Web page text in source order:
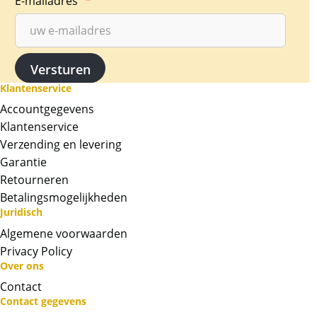
heraldische symbolen van het Verenigd
Koninkrijk. Om de overgang van de ene
generatie van de monarchie naar de volgende
te versterken, verschijnt de code van koning
Charles III met daarop de Tudor-kroon op elke
feest markeert.
Levering
word geleverd in een gripzakje.
BTW
Op onze website is de verkoopprijs inclusief
de 21% btw opgenomen. Op de factuur komt
de btw separaat te staan.
Klantenservice
Accountgegevens
Klantenservice
Verzending en levering
Garantie
Retourneren
Betalingsmogelijkheden
Juridisch
Algemene voorwaarden
Privacy Policy
Over ons
Contact
Contact gegevens